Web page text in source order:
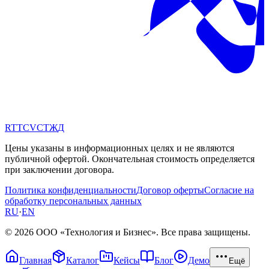
RTTCVCТЖД
Цены указаны в информационных целях и не являются
публичной офертой. Окончательная стоимость определяется
при заключении договора.
Политика конфиденциальностиДоговор офертыСогласие на
обработку персональных данных
RU·EN
© 2026 ООО «Технология и Бизнес». Все права защищены.
Главная Каталог Кейсы Блог Демо Ещё